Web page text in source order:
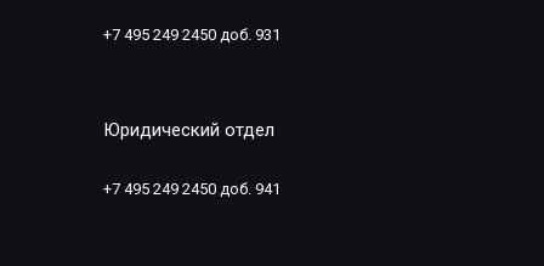
+7 495 249 2450 доб. 931
Юридический отдел
+7 495 249 2450 доб. 941